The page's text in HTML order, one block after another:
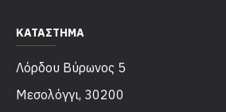
ΚΑΤΑΣΤΗΜΑ
Λόρδου Βύρωνος 5
Μεσολόγγι, 30200